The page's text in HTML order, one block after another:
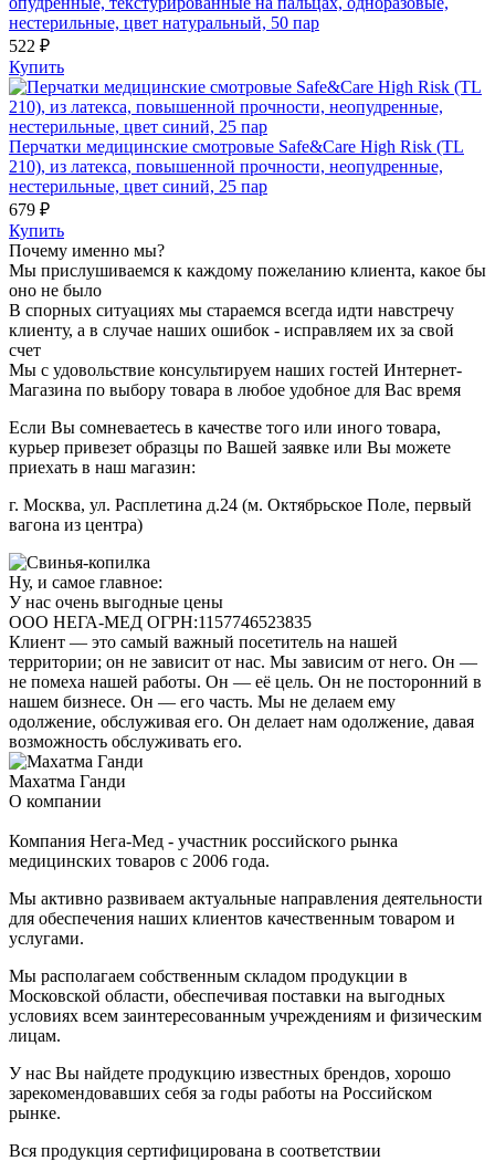
нестерильные, цвет натуральный, 50 пар
522 ₽
Купить
Перчатки медицинские смотровые Safe&Care High Risk (TL
210), из латекса, повышенной прочности, неопудренные,
нестерильные, цвет синий, 25 пар
679 ₽
Купить
Почему именно мы?
Мы прислушиваемся к каждому пожеланию клиента, какое бы
оно не было
В спорных ситуациях мы стараемся всегда идти навстречу
клиенту, а в случае наших ошибок - исправляем их за свой
счет
Мы с удовольствие консультируем наших гостей Интернет-
Магазина по выбору товара в любое удобное для Вас время
Если Вы сомневаетесь в качестве того или иного товара,
курьер привезет образцы по Вашей заявке или Вы можете
приехать в наш магазин:
г. Москва, ул. Расплетина д.24 (м. Октябрьское Поле, первый
вагона из центра)
Ну, и самое главное:
У нас очень выгодные цены
ООО НЕГА-МЕД ОГРН:1157746523835
Клиент — это самый важный посетитель на нашей
территории; он не зависит от нас. Мы зависим от него. Он —
не помеха нашей работы. Он — её цель. Он не посторонний в
нашем бизнесе. Он — его часть. Мы не делаем ему
одолжение, обслуживая его. Он делает нам одолжение, давая
возможность обслуживать его.
Махатма Ганди
О компании
Компания Нега-Мед - участник российского рынка
медицинских товаров с 2006 года.
Мы активно развиваем актуальные направления деятельности
для обеспечения наших клиентов качественным товаром и
услугами.
Мы располагаем собственным складом продукции в
Московской области, обеспечивая поставки на выгодных
условиях всем заинтересованным учреждениям и физическим
лицам.
У нас Вы найдете продукцию известных брендов, хорошо
зарекомендовавших себя за годы работы на Российском
рынке.
Вся продукция сертифицирована в соответствии